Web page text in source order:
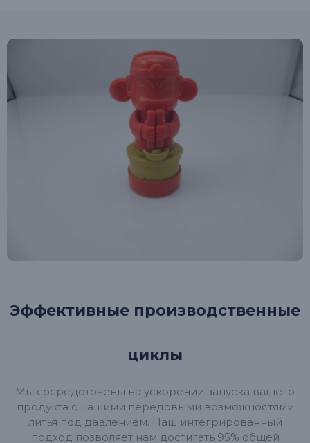
Эффективные производственные
циклы
Мы сосредоточены на ускорении запуска вашего
продукта с нашими передовыми возможностями
литья под давлением. Наш интегрированный
подход позволяет нам достигать 95% общей